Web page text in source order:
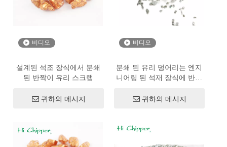
비디오
설계된 석조 장식에서 분쇄
된 반짝이 유리 스크랩
귀하의 메시지
비디오
분쇄 된 유리 덩어리는 엔지
니어링 된 석재 장식에 반짝
귀하의 메시지